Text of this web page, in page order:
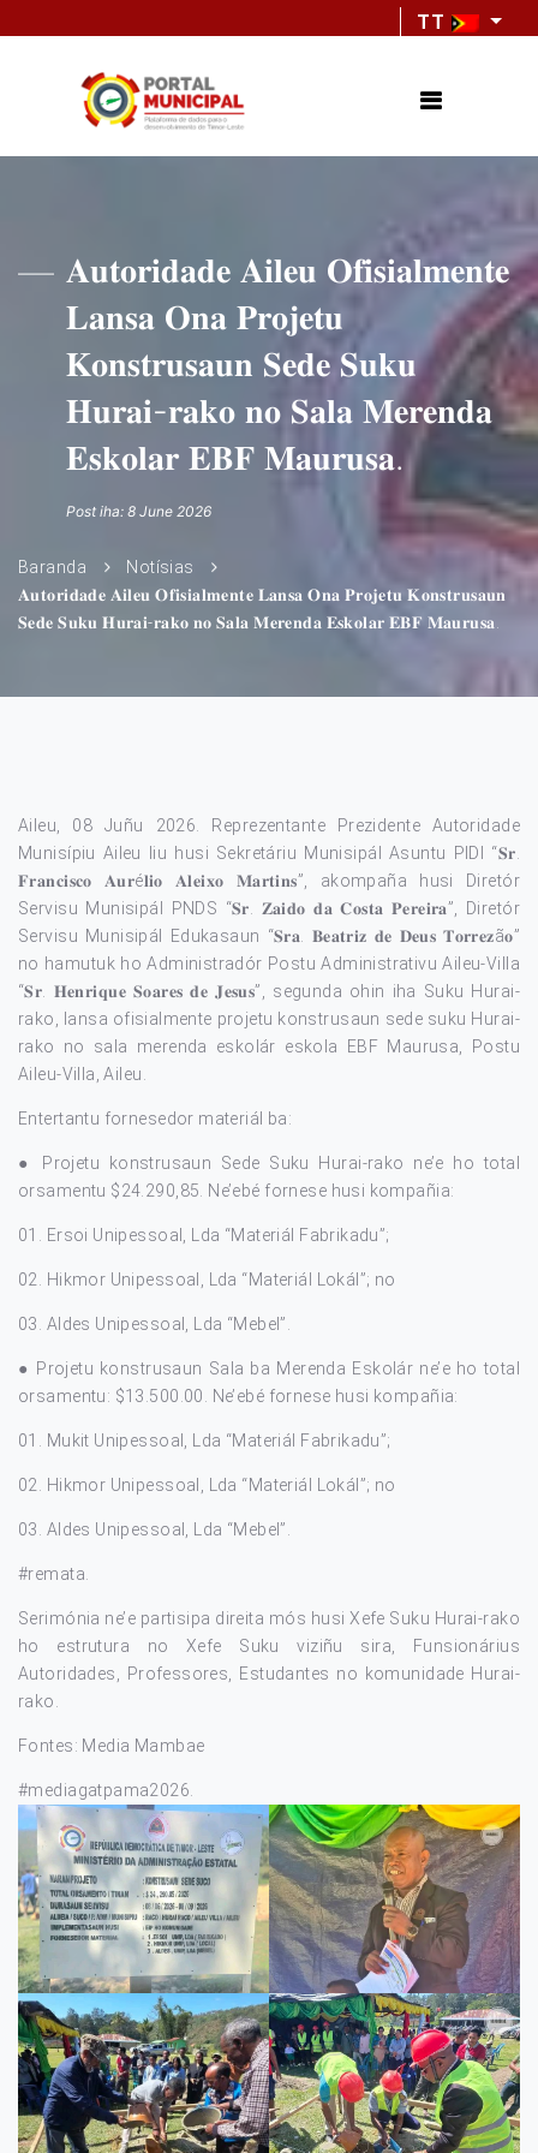
TT
𝐀𝐮𝐭𝐨𝐫𝐢𝐝𝐚𝐝𝐞 𝐀𝐢𝐥𝐞𝐮 𝐎𝐟𝐢𝐬𝐢𝐚𝐥𝐦𝐞𝐧𝐭𝐞
𝐋𝐚𝐧𝐬𝐚 𝐎𝐧𝐚 𝐏𝐫𝐨𝐣𝐞𝐭𝐮
𝐊𝐨𝐧𝐬𝐭𝐫𝐮𝐬𝐚𝐮𝐧 𝐒𝐞𝐝𝐞 𝐒𝐮𝐤𝐮
𝐇𝐮𝐫𝐚𝐢-𝐫𝐚𝐤𝐨 𝐧𝐨 𝐒𝐚𝐥𝐚 𝐌𝐞𝐫𝐞𝐧𝐝𝐚
𝐄𝐬𝐤𝐨𝐥𝐚𝐫 𝐄𝐁𝐅 𝐌𝐚𝐮𝐫𝐮𝐬𝐚.
Post iha: 8 June 2026
Baranda
Notísias
𝐀𝐮𝐭𝐨𝐫𝐢𝐝𝐚𝐝𝐞 𝐀𝐢𝐥𝐞𝐮 𝐎𝐟𝐢𝐬𝐢𝐚𝐥𝐦𝐞𝐧𝐭𝐞 𝐋𝐚𝐧𝐬𝐚 𝐎𝐧𝐚 𝐏𝐫𝐨𝐣𝐞𝐭𝐮 𝐊𝐨𝐧𝐬𝐭𝐫𝐮𝐬𝐚𝐮𝐧
𝐒𝐞𝐝𝐞 𝐒𝐮𝐤𝐮 𝐇𝐮𝐫𝐚𝐢-𝐫𝐚𝐤𝐨 𝐧𝐨 𝐒𝐚𝐥𝐚 𝐌𝐞𝐫𝐞𝐧𝐝𝐚 𝐄𝐬𝐤𝐨𝐥𝐚𝐫 𝐄𝐁𝐅 𝐌𝐚𝐮𝐫𝐮𝐬𝐚.
Aileu, 08 Juñu 2026. Reprezentante Prezidente Autoridade
Munisípiu Aileu liu husi Sekretáriu Munisipál Asuntu PIDI “𝐒𝐫.
𝐅𝐫𝐚𝐧𝐜𝐢𝐬𝐜𝐨 𝐀𝐮𝐫é𝐥𝐢𝐨 𝐀𝐥𝐞𝐢𝐱𝐨 𝐌𝐚𝐫𝐭𝐢𝐧𝐬”, akompaña husi Diretór
Servisu Munisipál PNDS “𝐒𝐫. 𝐙𝐚𝐢𝐝𝐨 𝐝𝐚 𝐂𝐨𝐬𝐭𝐚 𝐏𝐞𝐫𝐞𝐢𝐫𝐚”, Diretór
Servisu Munisipál Edukasaun “𝐒𝐫𝐚. 𝐁𝐞𝐚𝐭𝐫𝐢𝐳 𝐝𝐞 𝐃𝐞𝐮𝐬 𝐓𝐨𝐫𝐫𝐞𝐳ã𝐨”
no hamutuk ho Administradór Postu Administrativu Aileu-Villa
“𝐒𝐫. 𝐇𝐞𝐧𝐫𝐢𝐪𝐮𝐞 𝐒𝐨𝐚𝐫𝐞𝐬 𝐝𝐞 𝐉𝐞𝐬𝐮𝐬”, segunda ohin iha Suku Hurai-
rako, lansa ofisialmente projetu konstrusaun sede suku Hurai-
rako no sala merenda eskolár eskola EBF Maurusa, Postu
Aileu-Villa, Aileu.
Entertantu fornesedor materiál ba:
● Projetu konstrusaun Sede Suku Hurai-rako ne’e ho total
orsamentu $24.290,85. Ne’ebé fornese husi kompañia:
01. Ersoi Unipessoal, Lda “Materiál Fabrikadu”;
02. Hikmor Unipessoal, Lda “Materiál Lokál”; no
03. Aldes Unipessoal, Lda “Mebel”.
● Projetu konstrusaun Sala ba Merenda Eskolár ne’e ho total
orsamentu: $13.500.00. Ne’ebé fornese husi kompañia:
01. Mukit Unipessoal, Lda “Materiál Fabrikadu”;
02. Hikmor Unipessoal, Lda “Materiál Lokál”; no
03. Aldes Unipessoal, Lda “Mebel”.
#remata
Serimónia ne’e partisipa direita mós husi Xefe Suku Hurai-rako
ho estrutura no Xefe Suku viziñu sira, Funsionárius
Autoridades, Professores, Estudantes no komunidade Hurai-
rako.
Fontes: Media Mambae
#mediagatpama2026